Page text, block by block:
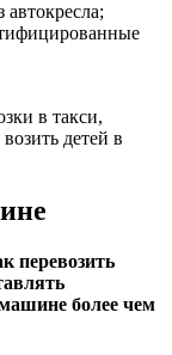
в такси,
детей в
перевозить
более чем